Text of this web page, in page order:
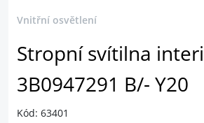
Vnitřní osvětlení
Stropní svítilna
3B0947291 B/- Y20
Kód: 63401